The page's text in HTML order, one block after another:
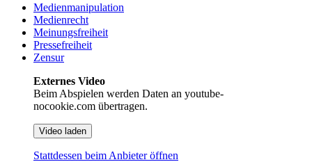
Medienmanipulation
Medienrecht
Meinungsfreiheit
Pressefreiheit
Zensur
Externes Video
Beim Abspielen werden Daten an youtube-
nocookie.com übertragen.
Video laden
Stattdessen beim Anbieter öffnen